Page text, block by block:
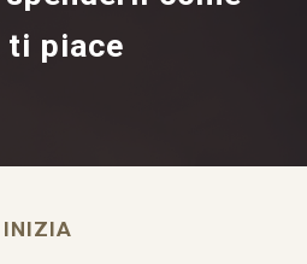
ti piace
INIZIA